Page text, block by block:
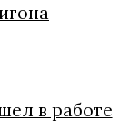
в работе